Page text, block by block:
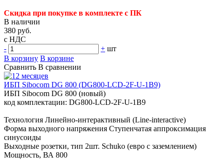
Скидка при покупке в комплекте с ПК
В наличии
380 руб.
с НДС
-
+ шт
В корзину В корзине
Сравнить В сравнении
ИБП Sibocom DG 800 (DG800-LCD-2F-U-1B9)
ИБП Sibocom DG 800 (новый)
код комплектации: DG800-LCD-2F-U-1B9
Технология Линейно-интерактивный (Line-interactive)
Форма выходного напряжения Ступенчатая аппроксимация
синусоиды
Выходные розетки, тип 2шт. Schuko (евро с заземлением)
Мощность, ВА 800